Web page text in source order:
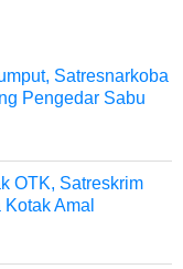
Satresnarkoba
Pengedar Sabu
OTK, Satreskrim
Amal